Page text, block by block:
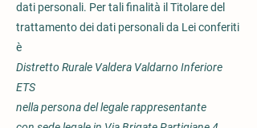
dati personali. Per tali finalità il Titolare del
trattamento dei dati personali da Lei conferiti
è
Distretto Rurale Valdera Valdarno Inferiore
ETS
nella persona del legale rappresentante